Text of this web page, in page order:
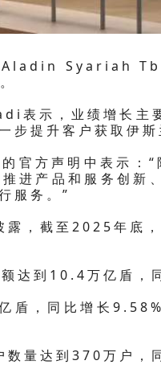
Aladin Syariah
示，业绩增长主
步提升客户获取伊斯
官方声明中表示：
进产品和服务创新
服务。”
露，截至2025年底
达到10.4万亿盾，
盾，同比增长
量达到370万户，